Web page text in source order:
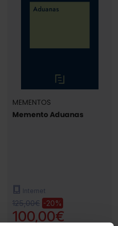
MEMENTOS
Memento Aduanas
Internet
125,00€ -20%
100,00€